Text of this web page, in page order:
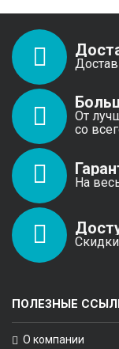
От
со
На
ПОЛЕЗНЫЕ
О компании